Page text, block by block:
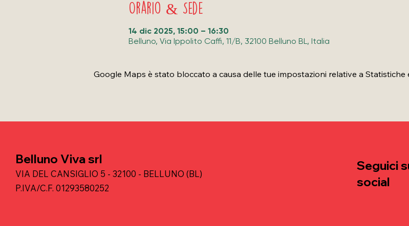
Orario & Sede
14 dic 2025, 15:00 – 16:30
Belluno, Via Ippolito Caffi, 11/B, 32100 Belluno BL, Italia
Google Maps è stato bloccato a causa delle tue impostazioni relative a Statistiche
Belluno Viva srl
VIA DEL CANSIGLIO 5 - 32100 - BELLUNO (BL)
P.IVA/C.F. 01293580252
Seguici
social